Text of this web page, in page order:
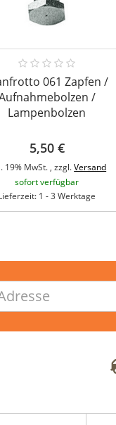
061 Zapfen /
/
Lampenbolzen
5,50 €
19% MwSt. , zzgl.Versand
sofort verfügbar
1 - 3 Werktage